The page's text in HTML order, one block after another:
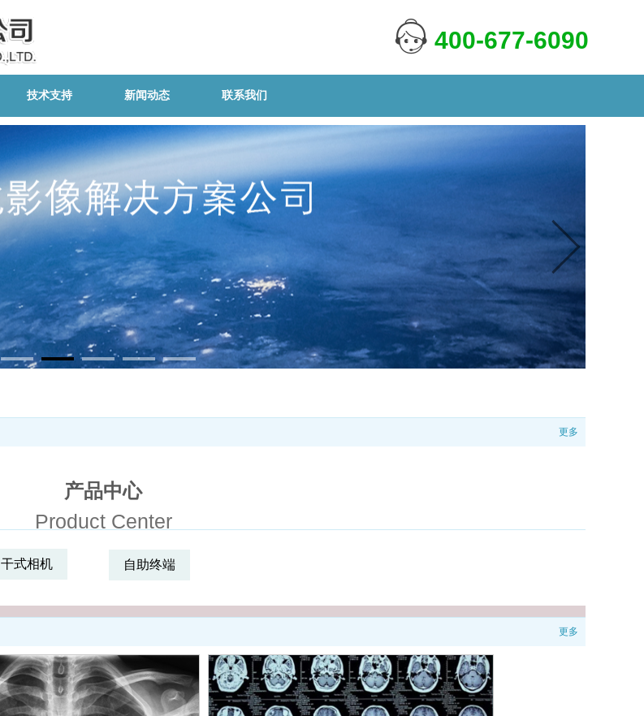
400-677-6090
技术支持 新闻动态 联系我们
更多
干式相机 自助终端
更多
产品中心
Product Center